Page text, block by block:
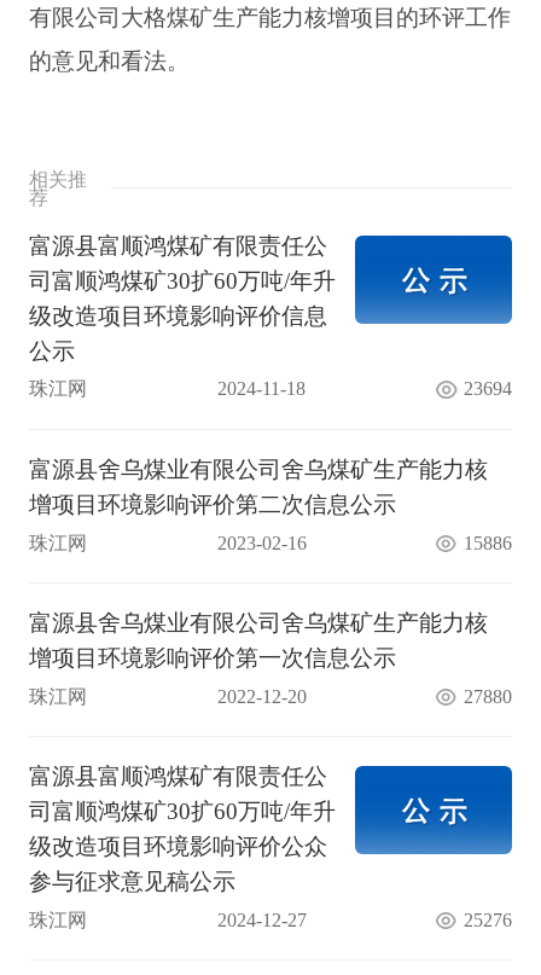
有限公司大格煤矿生产能力核增项目 的环评工作
的意见和看法。
相关推
荐
富源县富顺鸿煤矿有限责任公
司富顺鸿煤矿30扩60万吨/年升
级改造项目环境影响评价信息
公示
珠江网 2024-11-18 23694
富源县舍乌煤业有限公司舍乌煤矿生产能力核
增项目环境影响评价第二次信息公示
珠江网 2023-02-16 15886
富源县舍乌煤业有限公司舍乌煤矿生产能力核
增项目环境影响评价第一次信息公示
珠江网 2022-12-20 27880
富源县富顺鸿煤矿有限责任公
司富顺鸿煤矿30扩60万吨/年升
级改造项目环境影响评价公众
参与征求意见稿公示
珠江网 2024-12-27 25276